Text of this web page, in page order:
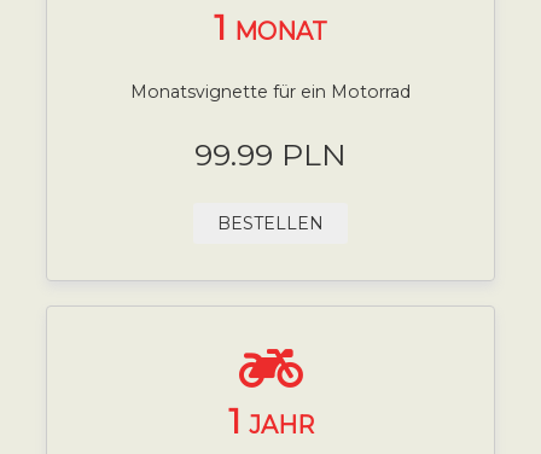
1 MONAT
Monatsvignette für ein Motorrad
99.99 PLN
BESTELLEN
1 JAHR